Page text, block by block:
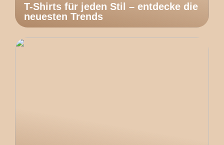
T-Shirts für jeden Stil – entdecke die
neuesten Trends